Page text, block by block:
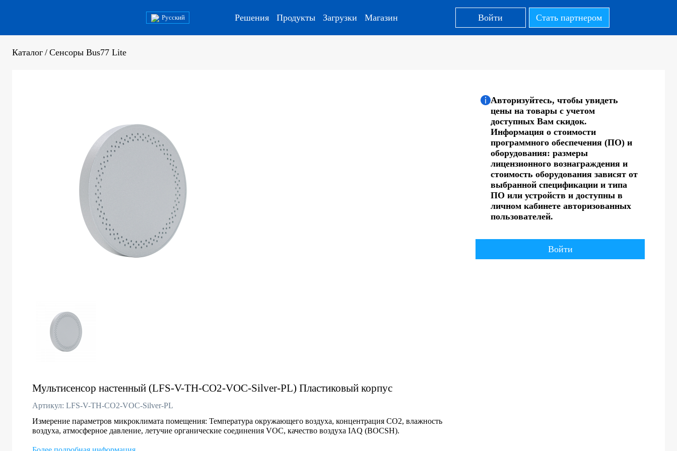
Русский Решения Продукты Загрузки Магазин Войти Стать партнером
Каталог / Сенсоры Bus77 Lite
Мультисенсор настенный (LFS-V-TH-CO2-VOC-Silver-PL) Пластиковый корпус
Артикул: LFS-V-TH-CO2-VOC-Silver-PL
Измерение параметров микроклимата помещения: Температура окружающего воздуха, концентрация СО2, влажность
воздуха, атмосферное давление, летучие органические соединения VOC, качество воздуха IAQ (BOCSH).
Авторизуйтесь, чтобы увидеть
цены на товары с учетом
доступных Вам скидок.
Информация о стоимости
программного обеспечения (ПО) и
оборудования: размеры
лицензионного вознаграждения и
стоимость оборудования зависят от
выбранной спецификации и типа
ПО или устройств и доступны в
личном кабинете авторизованных
пользователей.
Войти